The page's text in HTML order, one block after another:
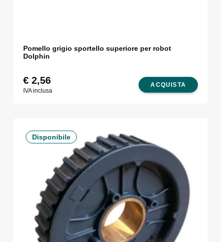
Pomello grigio sportello superiore per robot
Dolphin
ACQUISTA
€2,56
IVA inclusa
Disponibile